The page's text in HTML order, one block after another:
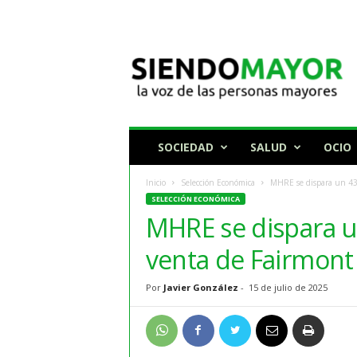
o
SOCIEDAD SALUD OCIO
Inicio Selección Económica MHRE se dispara un
SELECCIÓN ECONÓMICA
MHRE se dispara
venta de
Por Javier González - 15 de julio de 2025